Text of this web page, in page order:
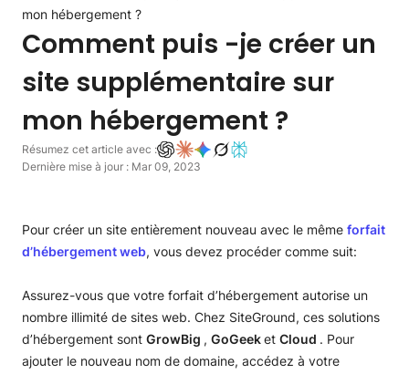
mon hébergement ?
Comment puis -je créer un
site supplémentaire sur
mon hébergement ?
Résumez cet article avec :
Dernière mise à jour : Mar 09, 2023
Pour créer un site entièrement nouveau avec le même forfait
d’hébergement web, vous devez procéder comme suit:
Assurez-vous que votre forfait d’hébergement autorise un
nombre illimité de sites web. Chez SiteGround, ces solutions
d’hébergement sont GrowBig , GoGeeket Cloud . Pour
ajouter le nouveau nom de domaine, accédez à votre